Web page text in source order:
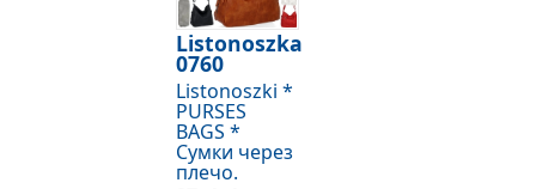
Listonoszka
0760
Listonoszki *
PURSES
BAGS *
Сумки через
плечо.